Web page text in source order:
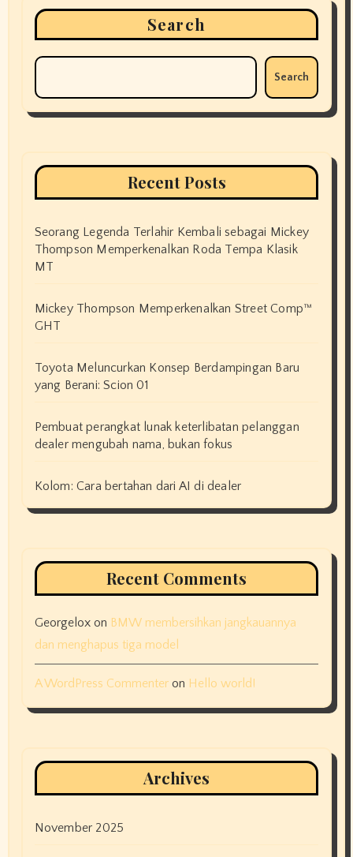
Search
Search
Recent Posts
Seorang Legenda Terlahir Kembali sebagai Mickey
Thompson Memperkenalkan Roda Tempa Klasik
MT
Mickey Thompson Memperkenalkan Street Comp™
GHT
Toyota Meluncurkan Konsep Berdampingan Baru
yang Berani: Scion 01
Pembuat perangkat lunak keterlibatan pelanggan
dealer mengubah nama, bukan fokus
Kolom: Cara bertahan dari AI di dealer
Recent Comments
Georgeloxon BMW membersihkan jangkauannya
dan menghapus tiga model
A WordPress Commenteron Hello world!
Archives
November 2025